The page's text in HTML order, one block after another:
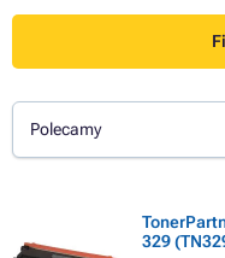
Polecamy
329